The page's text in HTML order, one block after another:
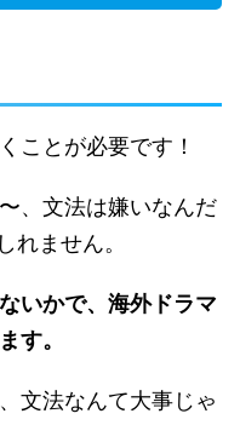
ことが必要です！
、文法は嫌いなんだ
れません。
いかで、海外ドラマ
す。
文法なんて大事じゃ